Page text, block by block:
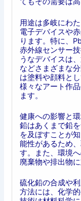
用途は多岐にわ
電子デバイスや
ります。特に、
赤外線センサー
うなデバイスは
などさまざまな
は塗料や顔料と
様々なアート作
ます。
健康への影響と
鉛はあくまで鉛
を及ぼすことが
能性があるため
す。また、環境
廃棄物や排出物
硫化鉛の合成や
方法には、化学